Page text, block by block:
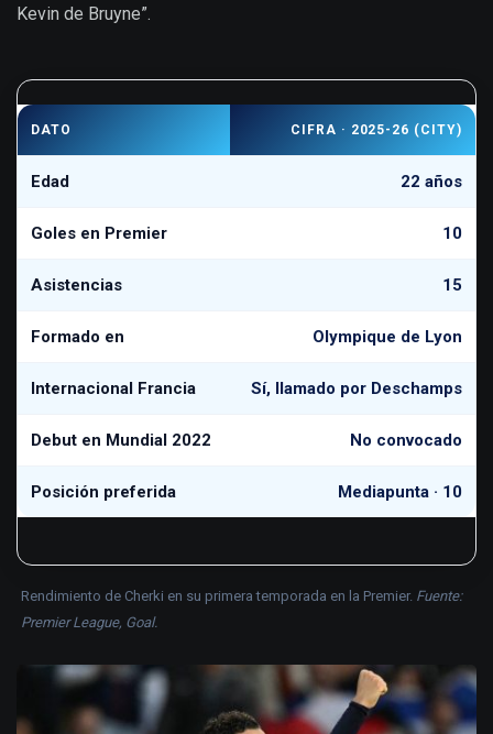
Kevin de Bruyne”.
DATO CIFRA · 2025-26 (CITY)
Edad 22 años
Goles en Premier 10
Asistencias 15
Formado en Olympique de Lyon
Internacional Francia Sí, llamado por Deschamps
Debut en Mundial 2022 No convocado
Posición preferida Mediapunta · 10
Rendimiento de Cherki en su primera temporada en la Premier. Fuente:
Premier League, Goal.